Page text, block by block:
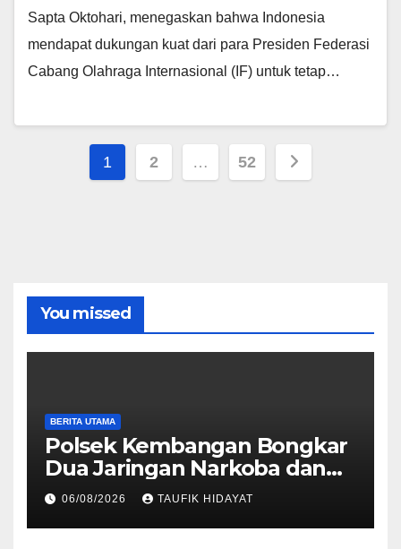
Sapta Oktohari, menegaskan bahwa Indonesia
mendapat dukungan kuat dari para Presiden Federasi
Cabang Olahraga Internasional (IF) untuk tetap…
Paginasi
1 2 … 52
You missed
BERITA UTAMA
Polsek Kembangan Bongkar
Dua Jaringan Narkoba dan
Obat Keras, Sita Puluhan
Ribu Pil, 1,1 Kg Sabu hingga
Vape Etomidate
06/08/2026 TAUFIK HIDAYAT